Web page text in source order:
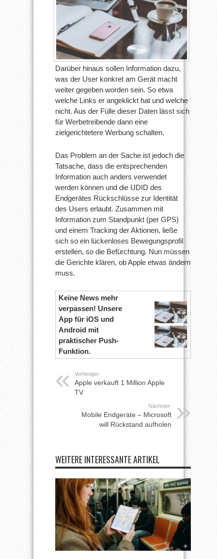
Darüber hinaus sollen Information dazu,
was der User konkret am Gerät macht
weiter gegeben worden sein. So etwa
welche Links er angeklickt hat und welche
nicht. Aus der Fülle dieser Daten lässt sich
für Werbetreibende dann eine
zielgerichtetere Werbung schalten.
Das Problem an der Sache ist jedoch die
Tatsache, dass die entsprechenden
Information auch anders verwendet
werden können und die UDID des
Endgerätes Rückschlüsse zur Identität
des Users erlaubt. Zusammen mit
Information zum Standpunkt (per GPS)
und einem Tracking der Aktionen, ließe
sich so ein lückenloses Bewegungsprofil
erstellen, so die Befürchtung. Nun müssen
die Gerichte klären, ob Apple etwas ändern
muss.
Keine News mehr
verpassen! Unsere
App für iOS und
Android mit
praktischer Push-
Funktion.
Vorheriger:
Apple verkauft 1 Million Apple
TV
Nächster:
Mobile Endgeräte – Microsoft
will Rückstand aufholen
WEITERE INTERESSANTE ARTIKEL